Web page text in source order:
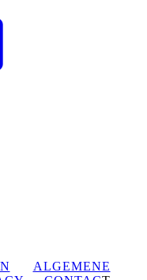
ALGEMENE